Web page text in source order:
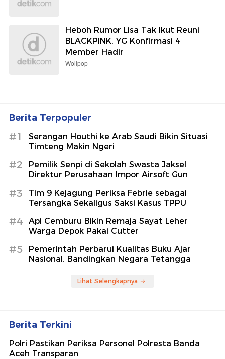
Heboh Rumor Lisa Tak Ikut Reuni
BLACKPINK, YG Konfirmasi 4
Member Hadir
Wolipop
Berita Terpopuler
#1
Serangan Houthi ke Arab Saudi Bikin Situasi
Timteng Makin Ngeri
#2
Pemilik Senpi di Sekolah Swasta Jaksel
Direktur Perusahaan Impor Airsoft Gun
#3
Tim 9 Kejagung Periksa Febrie sebagai
Tersangka Sekaligus Saksi Kasus TPPU
#4
Api Cemburu Bikin Remaja Sayat Leher
Warga Depok Pakai Cutter
#5
Pemerintah Perbarui Kualitas Buku Ajar
Nasional, Bandingkan Negara Tetangga
Lihat Selengkapnya
Berita Terkini
Polri Pastikan Periksa Personel Polresta Banda
Aceh Transparan